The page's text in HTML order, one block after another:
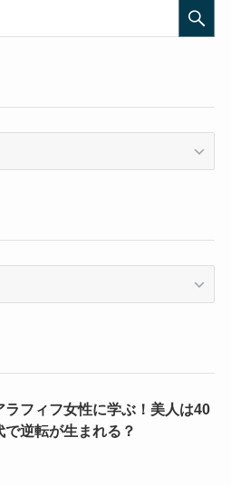
ラフィフ女性に学ぶ！美人は40
で逆転が生まれる？